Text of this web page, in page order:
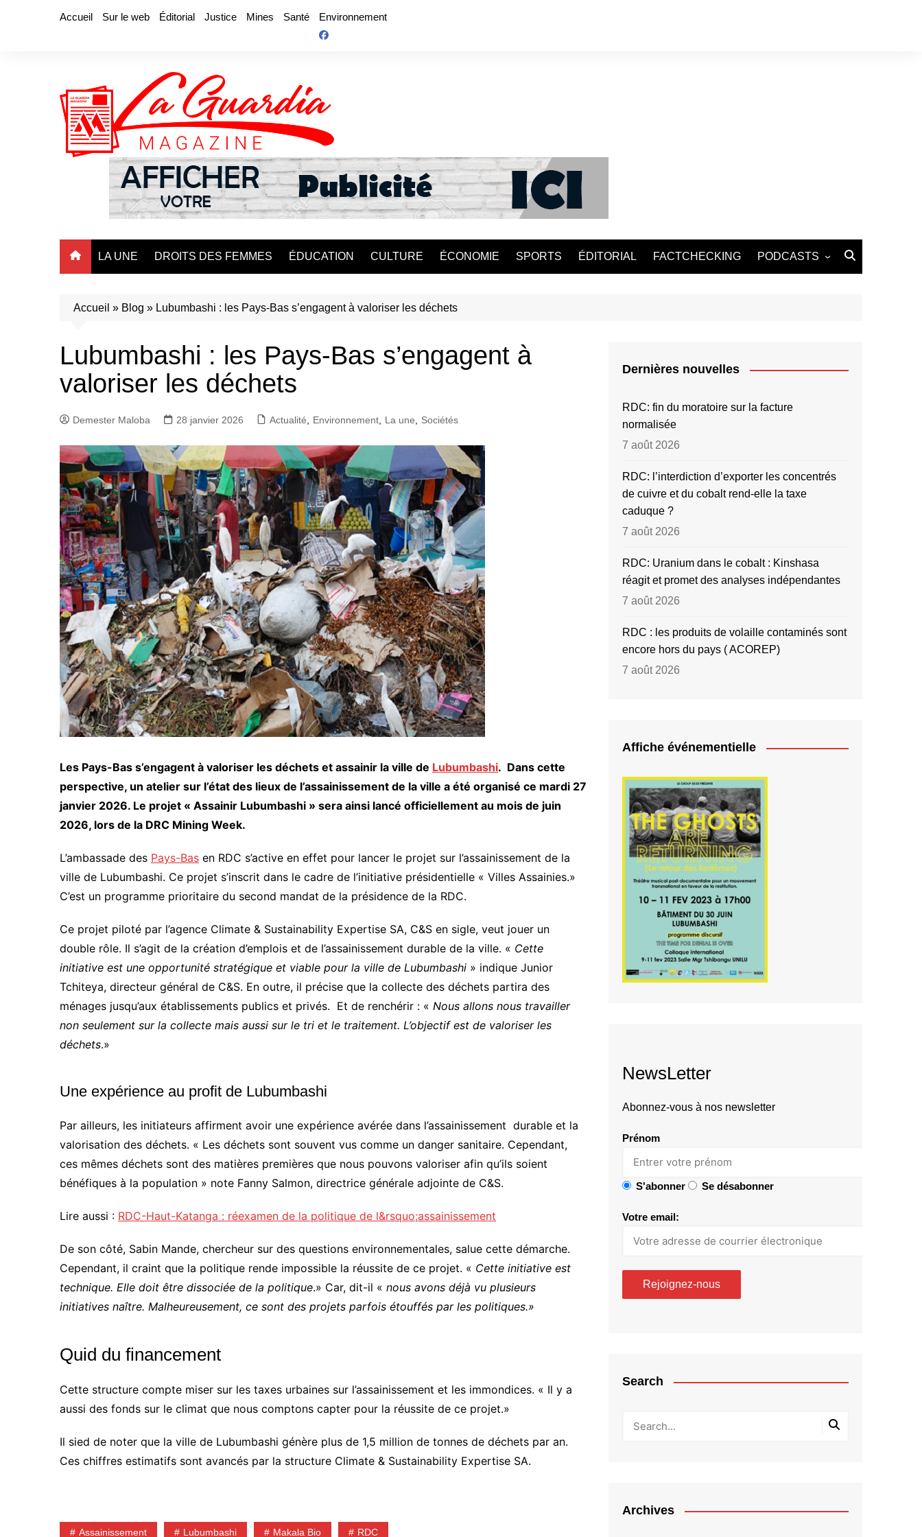
Accueil Sur le web Éditorial Justice Mines Santé Environnement
LA UNE DROITS DES FEMMES ÉDUCATION CULTURE ÉCONOMIE SPORTS ÉDITORIAL FACTCHECKING PODCASTS
Accueil » Blog » Lubumbashi : les Pays-Bas s’engagent à valoriser les déchets
Lubumbashi : les Pays-Bas s’engagent à
valoriser les déchets
Demester Maloba 28 janvier 2026 Actualité, Environnement, La une, Sociétés
Les Pays-Bas s’engagent à valoriser les déchets et assainir la ville de Lubumbashi. Dans cette
perspective, un atelier sur l’état des lieux de l’assainissement de la ville a été organisé ce mardi 27
janvier 2026. Le projet « Assainir Lubumbashi » sera ainsi lancé officiellement au mois de juin
2026, lors de la DRC Mining Week.
L’ambassade des Pays-Bas en RDC s’active en effet pour lancer le projet sur l’assainissement de la
ville de Lubumbashi. Ce projet s’inscrit dans le cadre de l’initiative présidentielle « Villes Assainies.»
C’est un programme prioritaire du second mandat de la présidence de la RDC.
Ce projet piloté par l’agence Climate & Sustainability Expertise SA, C&S en sigle, veut jouer un
double rôle. Il s’agit de la création d’emplois et de l’assainissement durable de la ville. « Cette
initiative est une opportunité stratégique et viable pour la ville de Lubumbashi » indique Junior
Tchiteya, directeur général de C&S. En outre, il précise que la collecte des déchets partira des
ménages jusqu’aux établissements publics et privés. Et de renchérir : « Nous allons nous travailler
non seulement sur la collecte mais aussi sur le tri et le traitement. L’objectif est de valoriser les
déchets.»
Une expérience au profit de Lubumbashi
Par ailleurs, les initiateurs affirment avoir une expérience avérée dans l’assainissement durable et la
valorisation des déchets. « Les déchets sont souvent vus comme un danger sanitaire. Cependant,
ces mêmes déchets sont des matières premières que nous pouvons valoriser afin qu’ils soient
bénéfiques à la population » note Fanny Salmon, directrice générale adjointe de C&S.
Lire aussi : RDC-Haut-Katanga : réexamen de la politique de l&rsquo;assainissement
De son côté, Sabin Mande, chercheur sur des questions environnementales, salue cette démarche.
Cependant, il craint que la politique rende impossible la réussite de ce projet. « Cette initiative est
technique. Elle doit être dissociée de la politique.» Car, dit-il « nous avons déjà vu plusieurs
initiatives naître. Malheureusement, ce sont des projets parfois étouffés par les politiques.»
Quid du financement
Cette structure compte miser sur les taxes urbaines sur l’assainissement et les immondices. « Il y a
aussi des fonds sur le climat que nous comptons capter pour la réussite de ce projet.»
Il sied de noter que la ville de Lubumbashi génère plus de 1,5 million de tonnes de déchets par an.
Ces chiffres estimatifs sont avancés par la structure Climate & Sustainability Expertise SA.
Assainissement Lubumbashi Makala Bio RDC
Dernières nouvelles
RDC: fin du moratoire sur la facture
normalisée
7 août 2026
RDC: l’interdiction d’exporter les concentrés
de cuivre et du cobalt rend-elle la taxe
caduque ?
7 août 2026
RDC: Uranium dans le cobalt : Kinshasa
réagit et promet des analyses indépendantes
7 août 2026
RDC : les produits de volaille contaminés sont
encore hors du pays ( ACOREP)
7 août 2026
Affiche événementielle
NewsLetter
Abonnez-vous à nos newsletter
Prénom
S'abonner Se désabonner
Votre email:
Search
Archives